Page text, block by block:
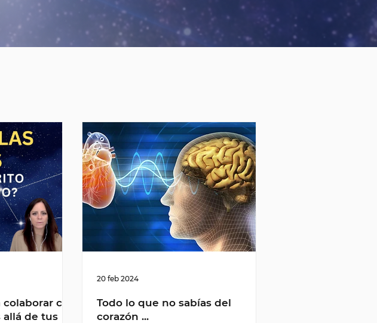
con
allá de tus
Todo lo que no sabías del
corazón ...
20 feb 2024